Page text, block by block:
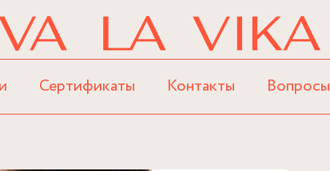
Сертификаты Контакты Вопросы